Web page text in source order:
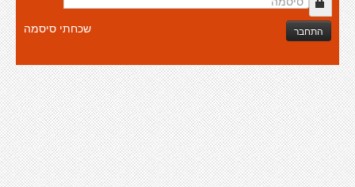
התחבר שכחתי סיסמה